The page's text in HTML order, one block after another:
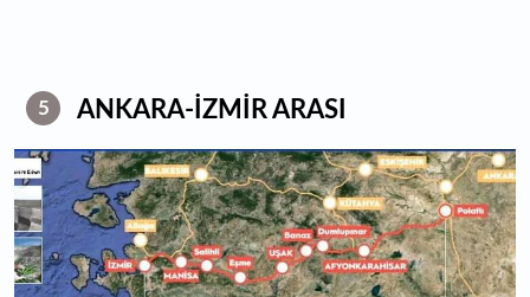
5 ANKARA-İZMİR ARASI